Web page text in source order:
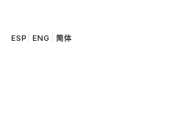
ESP ENG 简体